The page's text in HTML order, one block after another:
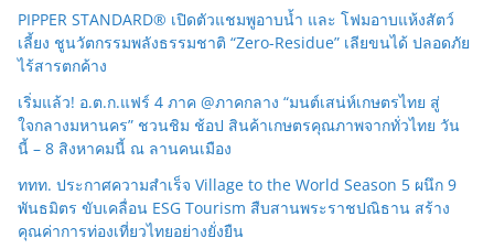
PIPPER STANDARD® เปิดตัวแชมพูอาบน้ำ และ โฟมอาบแห้งสัตว์
เลี้ยง ชูนวัตกรรมพลังธรรมชาติ “Zero-Residue” เลียขนได้ ปลอดภัย
ไร้สารตกค้าง
เริ่มแล้ว! อ.ต.ก.แฟร์ 4 ภาค @ภาคกลาง “มนต์เสน่ห์เกษตรไทย สู่
ใจกลางมหานคร” ชวนชิม ช้อป สินค้าเกษตรคุณภาพจากทั่วไทย วัน
นี้ – 8 สิงหาคมนี้ ณ ลานคนเมือง
ททท. ประกาศความสำเร็จ Village to the World Season 5 ผนึก 9
พันธมิตร ขับเคลื่อน ESG Tourism สืบสานพระราชปณิธาน สร้าง
คุณค่าการท่องเที่ยวไทยอย่างยั่งยืน